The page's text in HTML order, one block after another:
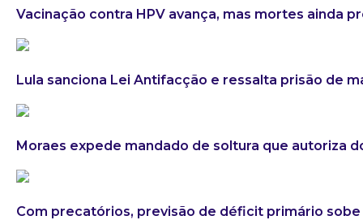
Vacinação contra HPV avança, mas mortes ainda
Lula sanciona Lei Antifacção e ressalta prisão de
Moraes expede mandado de soltura que autoriza
Com precatórios, previsão de déficit primário sobe